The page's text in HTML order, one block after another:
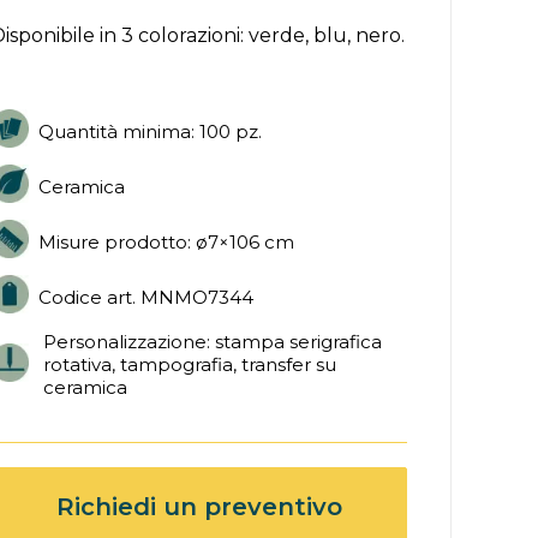
in 3 colorazioni: verde, blu, nero.
Quantità minima: 100 pz.
Ceramica
Misure prodotto: ø7×106 cm
Codice art. MNMO7344
Personalizzazione: stampa serigrafica
rotativa, tampografia, transfer su
ceramica
Richiedi un preventivo